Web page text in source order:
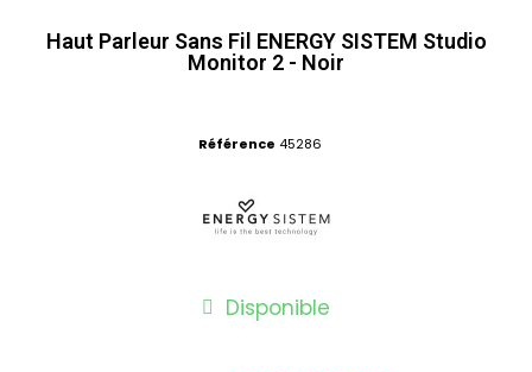
Haut Parleur Sans Fil ENERGY SISTEM Studio
Monitor 2 - Noir
Référence 45286
Disponible